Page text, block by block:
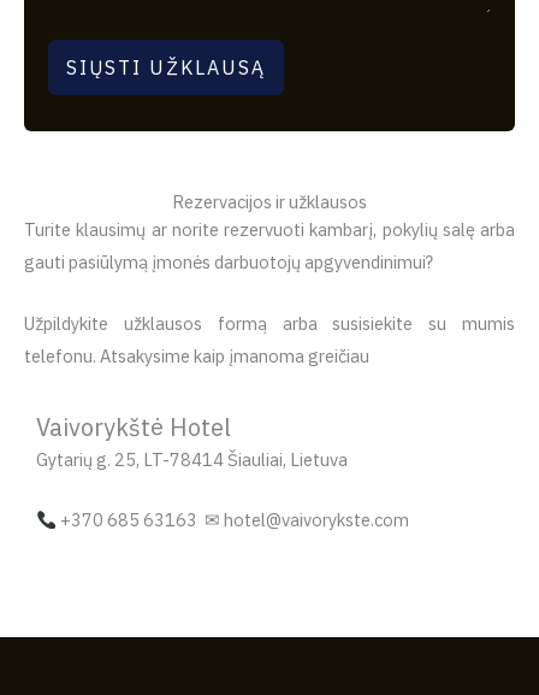
SIŲSTI UŽKLAUSĄ
Rezervacijos ir užklausos
Turite klausimų ar norite rezervuoti kambarį, pokylių salę arba
gauti pasiūlymą įmonės darbuotojų apgyvendinimui?
Užpildykite užklausos formą arba susisiekite su mumis
telefonu. Atsakysime kaip įmanoma greičiau
Vaivorykštė Hotel
Gytarių g. 25, LT-78414 Šiauliai, Lietuva
+370 685 63163 ✉ hotel@vaivorykste.com